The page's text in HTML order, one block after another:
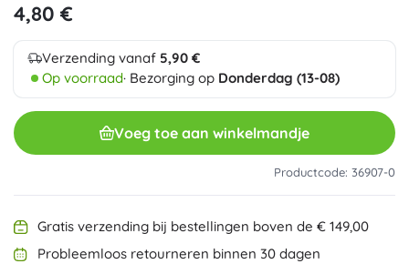
4,80 €
Verzending vanaf 5,90 €
Op voorraad· Bezorging op Donderdag (13-08)
Voeg toe aan winkelmandje
Productcode: 36907-0
Gratis verzending bij bestellingen boven de € 149,00
Probleemloos retourneren binnen 30 dagen